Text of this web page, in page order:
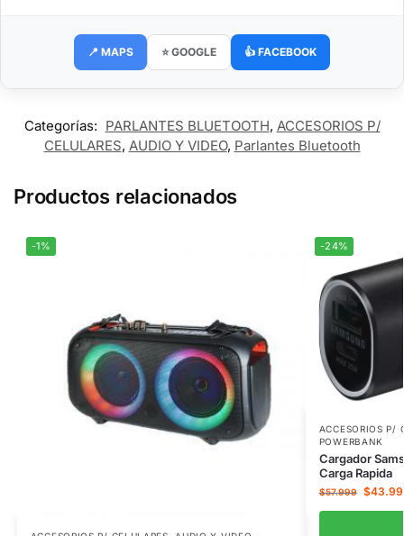
📍 MAPS ⭐ GOOGLE 👍 FACEBOOK
Categorías: PARLANTES BLUETOOTH, ACCESORIOS P/
CELULARES, AUDIO Y VIDEO, Parlantes Bluetooth
Productos relacionados
-1% -24%
ACCESORIOS P/
POWERBANK
Cargador
Carga Rapida
$57.999 $